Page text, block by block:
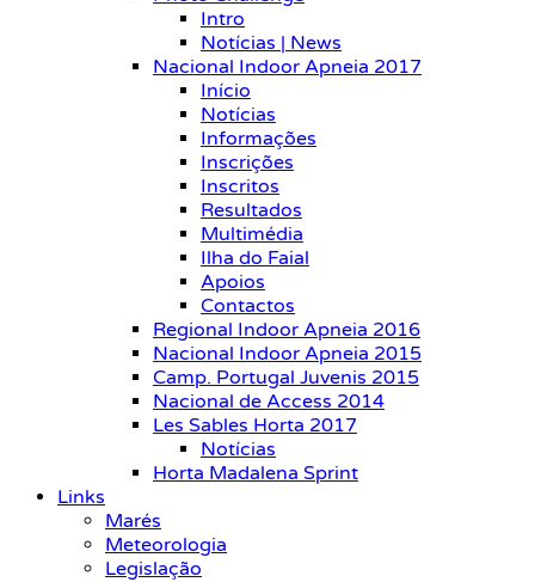
Intro
Notícias | News
Nacional Indoor Apneia 2017
Início
Notícias
Informações
Inscrições
Inscritos
Resultados
Multimédia
Ilha do Faial
Apoios
Contactos
Regional Indoor Apneia 2016
Nacional Indoor Apneia 2015
Camp. Portugal Juvenis 2015
Nacional de Access 2014
Les Sables Horta 2017
Notícias
Horta Madalena Sprint
Links
Marés
Meteorologia
Legislação